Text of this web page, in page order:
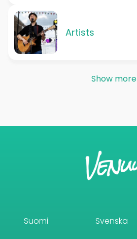
Artists
Show more
Suomi Svenska